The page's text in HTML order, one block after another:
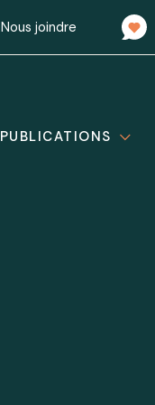
Nous joindre
PUBLICATIONS